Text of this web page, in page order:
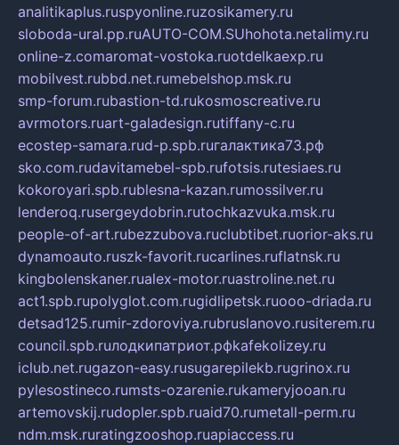
analitikaplus.ruspyonline.ruzosikamery.ru
sloboda-ural.pp.ruAUTO-COM.SUhohota.netalimy.ru
online-z.comaromat-vostoka.ruotdelkaexp.ru
mobilvest.rubbd.net.rumebelshop.msk.ru
smp-forum.rubastion-td.rukosmoscreative.ru
avrmotors.ruart-galadesign.rutiffany-c.ru
ecostep-samara.rud-p.spb.ruгалактика73.рф
sko.com.rudavitamebel-spb.rufotsis.rutesiaes.ru
kokoroyari.spb.rublesna-kazan.rumossilver.ru
lenderoq.rusergeydobrin.rutochkazvuka.msk.ru
people-of-art.rubezzubova.ruclubtibet.ruorior-aks.ru
dynamoauto.ruszk-favorit.rucarlines.ruflatnsk.ru
kingbolenskaner.rualex-motor.ruastroline.net.ru
act1.spb.rupolyglot.com.rugidlipetsk.ruooo-driada.ru
detsad125.rumir-zdoroviya.rubruslanovo.rusiterem.ru
council.spb.ruлодкипатриот.рфkafekolizey.ru
iclub.net.rugazon-easy.rusugarepilekb.rugrinox.ru
pylesostineco.rumsts-ozarenie.rukameryjooan.ru
artemovskij.rudopler.spb.ruaid70.rumetall-perm.ru
ndm.msk.ruratingzooshop.ruapiaccess.ru